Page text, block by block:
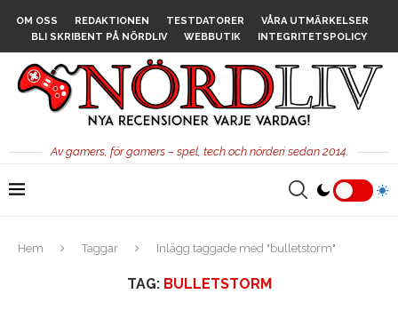
OM OSS REDAKTIONEN TESTDATORER
VÅRA UTMÄRKELSER
BLI SKRIBENT PÅ NÖRDLIV
WEBBUTIK INTEGRITETSPOLICY
Av gamers, för gamers – spel, tech och nörderi sedan 2014.
Hem Taggar Inlägg taggade med "bulletstorm"
TAG: BULLETSTORM